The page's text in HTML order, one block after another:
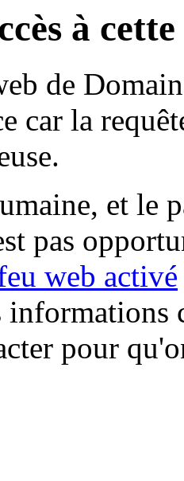
à
de
car la
et le
pas
web activé
informations
pour